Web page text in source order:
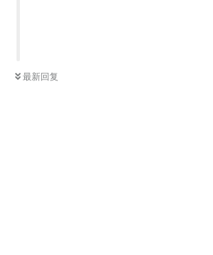
最新回复